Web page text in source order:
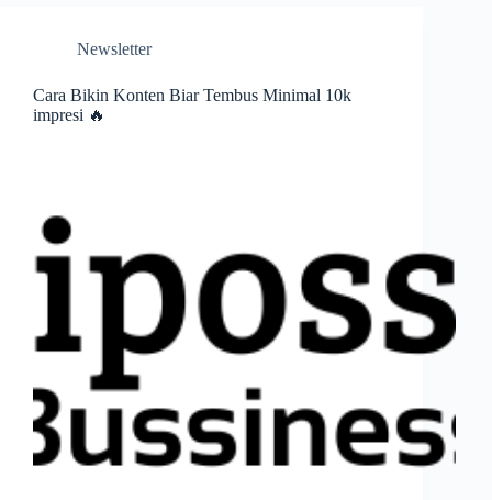
Newsletter
Cara Bikin Konten Biar Tembus Minimal 10k
impresi 🔥